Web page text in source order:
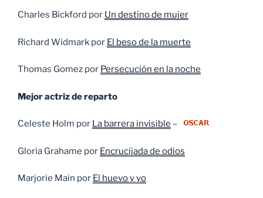
Charles Bickford por Un destino de mujer
Richard Widmark por El beso de la muerte
Thomas Gomez por Persecución en la noche
Mejor actriz de reparto
Celeste Holm por La barrera invisible –
Gloria Grahame por Encrucijada de odios
Marjorie Main por El huevo y yo